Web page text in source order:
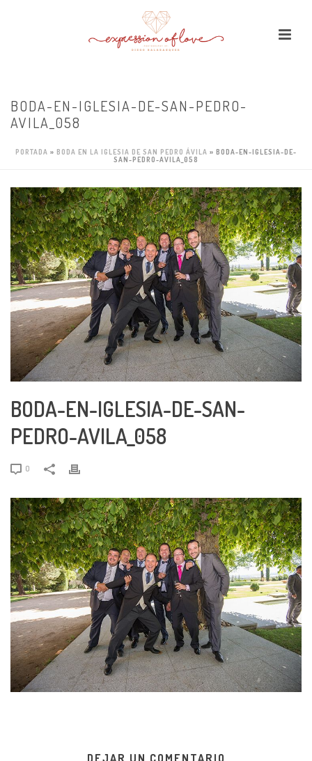
BODA-EN-IGLESIA-DE-SAN-PEDRO-
AVILA_058
PORTADA » BODA EN LA IGLESIA DE SAN PEDRO ÁVILA » BODA-EN-IGLESIA-DE-
SAN-PEDRO-AVILA_058
BODA-EN-IGLESIA-DE-SAN-
PEDRO-AVILA_058
0